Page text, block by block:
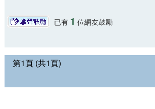
已有 1 位網友鼓勵
第1頁 (共1頁)